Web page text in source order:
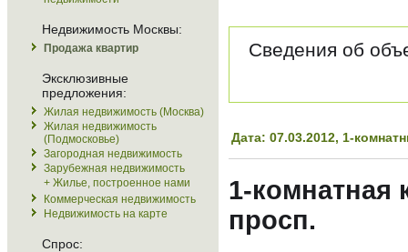
Недвижимость Москвы:
Продажа квартир
Эксклюзивные
предложения:
Жилая недвижимость (Москва)
Жилая недвижимость
(Подмосковье)
Загородная недвижимость
Зарубежная недвижимость
+ Жилье, построенное нами
Коммерческая недвижимость
Недвижимость на карте
Спрос:
Сведения об
Дата: 07.03.2012, 1-
1-комнатная
просп.